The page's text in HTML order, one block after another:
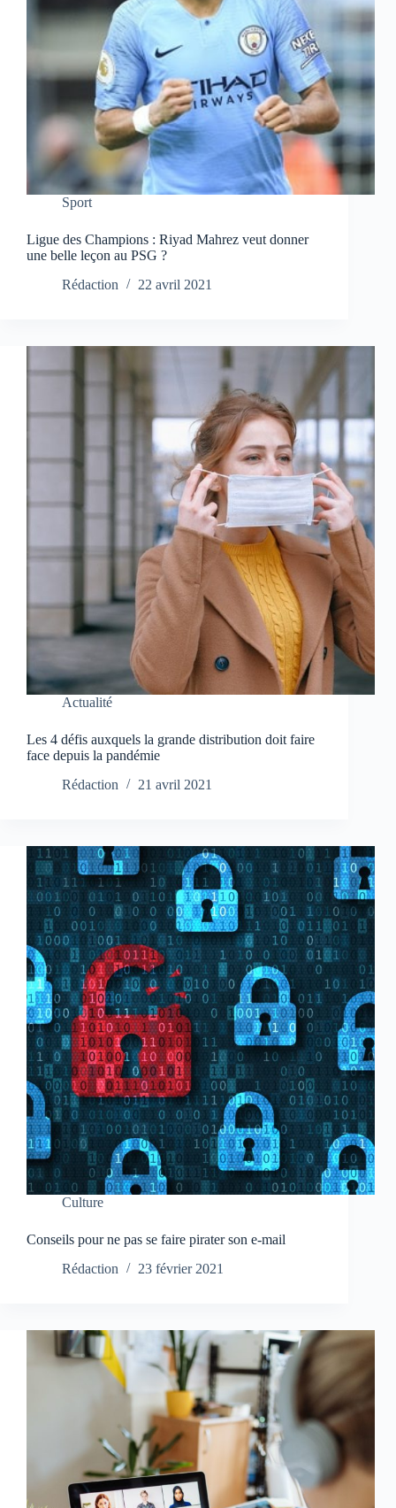
Sport
Ligue des Champions : Riyad Mahrez veut donner
une belle leçon au PSG ?
Rédaction
22 avril 2021
Actualité
Les 4 défis auxquels la grande distribution doit faire
face depuis la pandémie
Rédaction
21 avril 2021
Culture
Conseils pour ne pas se faire pirater son e-mail
Rédaction
23 février 2021